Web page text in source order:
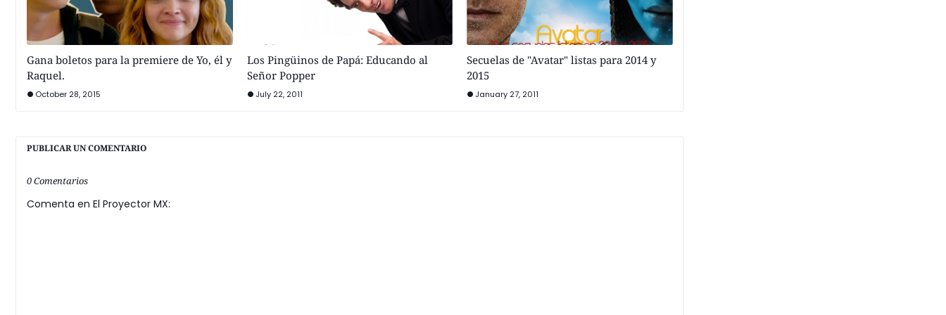
Gana boletos para la premiere de Yo, él y
Raquel.
October 28, 2015
Los Pingüinos de Papá: Educando al
Señor Popper
July 22, 2011
Secuelas de "Avatar" listas para 2014 y
2015
January 27, 2011
PUBLICAR UN COMENTARIO
0 Comentarios
Comenta en El Proyector MX: